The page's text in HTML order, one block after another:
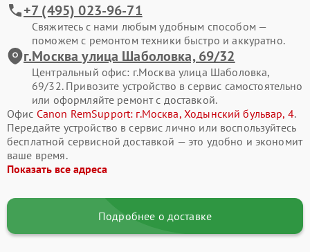
+7 (495) 023-96-71
Свяжитесь с нами любым удобным способом —
поможем с ремонтом техники быстро и аккуратно.
г.Москва улица Шаболовка, 69/32
Центральный офис: г.Москва улица Шаболовка,
69/32. Привозите устройство в сервис самостоятельно
или оформляйте ремонт с доставкой.
Офис Canon RemSupport: г.Москва, Ходынский бульвар, 4.
Передайте устройство в сервис лично или воспользуйтесь
бесплатной сервисной доставкой — это удобно и экономит
ваше время.
Показать все адреса
Подробнее о доставке